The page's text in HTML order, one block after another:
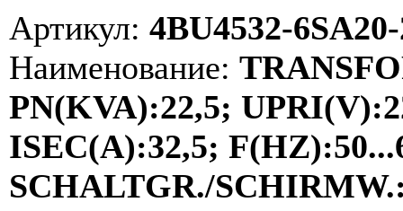
Артикул: 4BU4532-
Наименование:
PN(KVA):22,5;
ISEC(A):32,5;
SCHALTGR./